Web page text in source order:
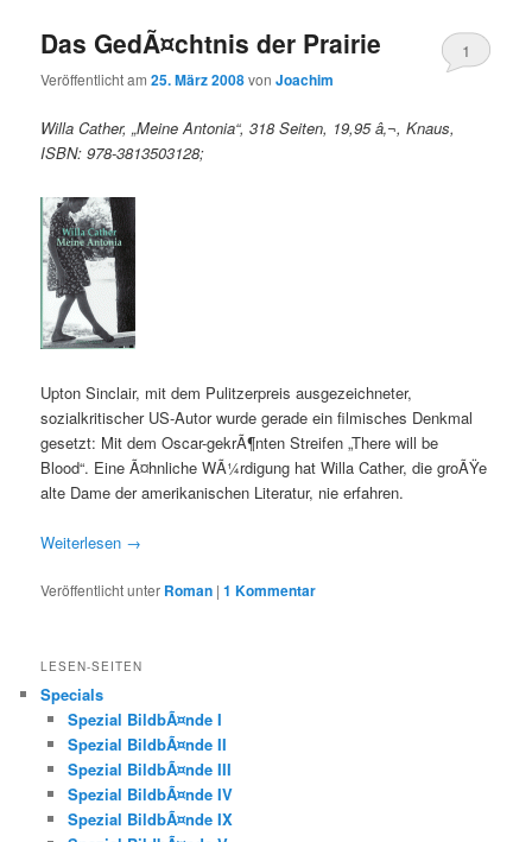
Das GedÃ¤chtnis der Prairie
Veröffentlicht am25. März 2008vonJoachim
1
Willa Cather, „Meine Antonia“, 318 Seiten, 19,95 â‚¬, Knaus,
ISBN: 978-3813503128;
Upton Sinclair, mit dem Pulitzerpreis ausgezeichneter,
sozialkritischer US-Autor wurde gerade ein filmisches Denkmal
gesetzt: Mit dem Oscar-gekrÃ¶nten Streifen „There will be
Blood“. Eine Ã¤hnliche WÃ¼rdigung hat Willa Cather, die groÃŸe
alte Dame der amerikanischen Literatur, nie erfahren.
Weiterlesen →
Veröffentlicht unter Roman |1 Kommentar
LESEN-SEITEN
Specials
Spezial BildbÃ¤nde I
Spezial BildbÃ¤nde II
Spezial BildbÃ¤nde III
Spezial BildbÃ¤nde IV
Spezial BildbÃ¤nde IX